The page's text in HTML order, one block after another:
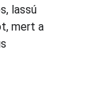
lassú
mert a